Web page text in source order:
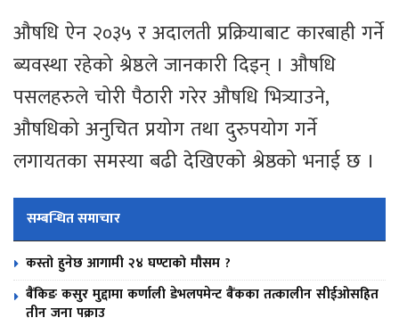
औषधि ऐन २०३५ र अदालती प्रक्रियाबाट कारबाही गर्ने
ब्यवस्था रहेको श्रेष्ठले जानकारी दिइन् । औषधि
पसलहरुले चोरी पैठारी गरेर औषधि भित्र्याउने,
औषधिको अनुचित प्रयोग तथा दुरुपयोग गर्ने
लगायतका समस्या बढी देखिएको श्रेष्ठको भनाई छ ।
सम्बन्धित समाचार
कस्तो हुनेछ आगामी २४ घण्टाको मौसम ?
बैंकिङ कसुर मुद्दामा कर्णाली डेभलपमेन्ट बैंकका तत्कालीन सीईओसहित
तीन जना पक्राउ